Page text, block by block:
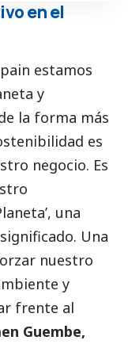
en el
estamos
y
la forma más
es
negocio. Es
una
Una
nuestro
y
frente al
Guembe,